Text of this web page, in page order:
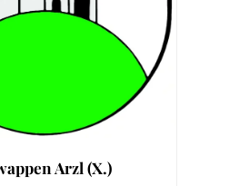
Arzl (X.)